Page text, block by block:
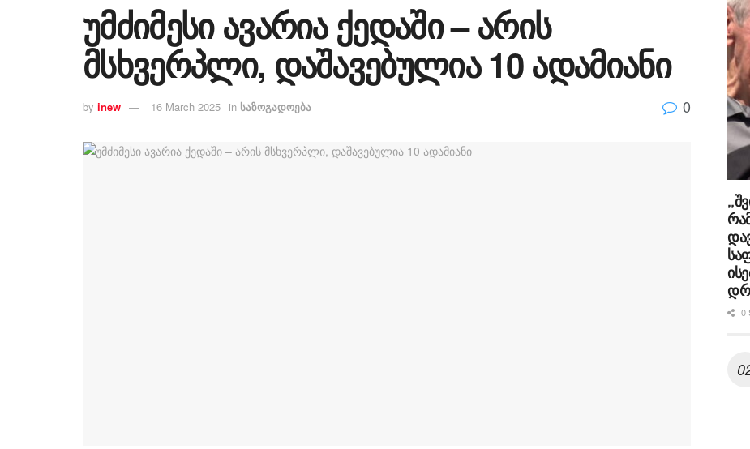
უმძიმესი ავარია ქედაში – არის
მსხვერპლი, დაშავებულია 10 ადამიანი
by inew 16 March 2025 in საზოგადოება 0
0